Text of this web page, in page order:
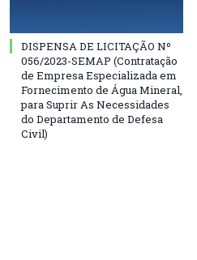
DISPENSA DE LICITAÇÃO Nº
056/2023-SEMAP (Contratação
de Empresa Especializada em
Fornecimento de Água Mineral,
para Suprir As Necessidades
do Departamento de Defesa
Civil)